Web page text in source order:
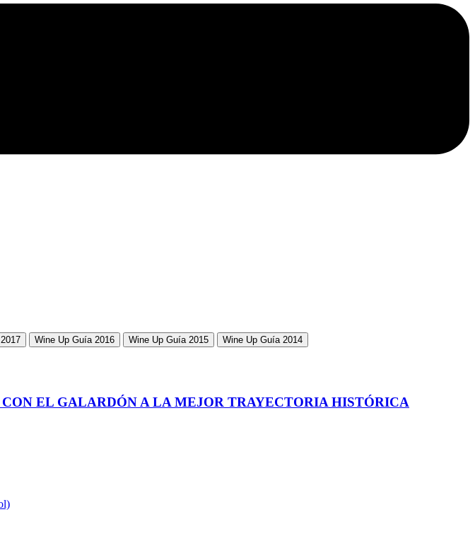
Wine Up Guía 2016 Wine Up Guía 2015 Wine Up Guía 2014
EL GALARDÓN A LA MEJOR TRAYECTORIA HISTÓRICA